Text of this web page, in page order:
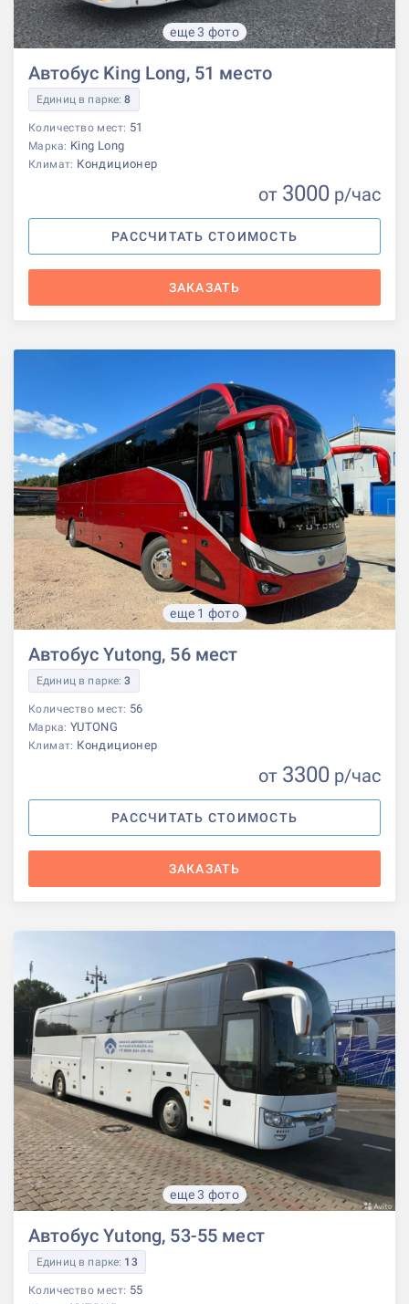
еще 3 фото
Автобус King Long, 51 место
Единиц в парке:8
Количество мест: 51
Марка: King Long
Климат: Кондиционер
от 3000 р/час
РАССЧИТАТЬ СТОИМОСТЬ
ЗАКАЗАТЬ
еще 1 фото
Автобус Yutong, 56 мест
Единиц в парке:3
Количество мест: 56
Марка: YUTONG
Климат: Кондиционер
от 3300 р/час
РАССЧИТАТЬ СТОИМОСТЬ
ЗАКАЗАТЬ
еще 3 фото
Автобус Yutong, 53-55 мест
Единиц в парке: 13
Количество мест: 55